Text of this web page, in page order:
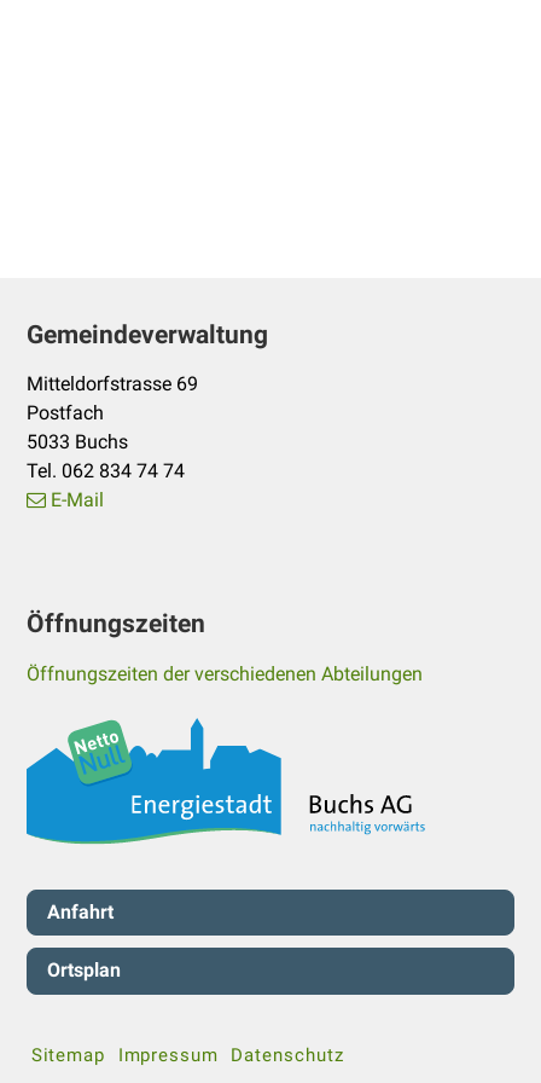
Footer
Gemeindeverwaltung
Mitteldorfstrasse 69
Postfach
5033 Buchs
Tel. 062 834 74 74
E-Mail
Öffnungszeiten
Öffnungszeiten der verschiedenen Abteilungen
Servicenavigation
Anfahrt
Ortsplan
Sitemap Impressum Datenschutz